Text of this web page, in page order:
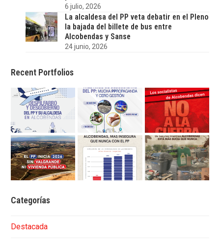
6 julio, 2026
La alcaldesa del PP veta debatir en el Pleno
la bajada del billete de bus entre
Alcobendas y Sanse
24 junio, 2026
Recent Portfolios
Categorías
Destacada